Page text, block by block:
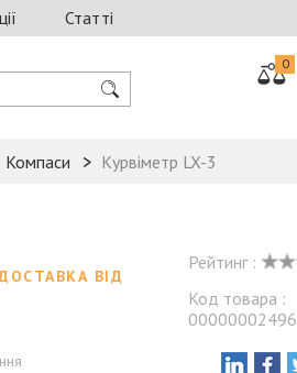
Статті
0
Компаси Курвіметр LX-3
Рейтинг :
Код товара :
00000002496
ВІД